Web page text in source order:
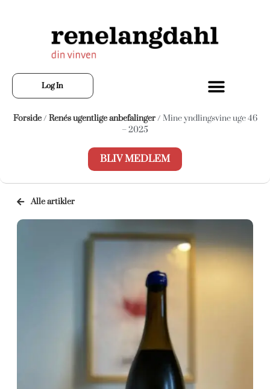
Log In
Forside/ Renés ugentlige anbefalinger/ Mine yndlingsvine uge 46
– 2025
BLIV MEDLEM
Alle artikler